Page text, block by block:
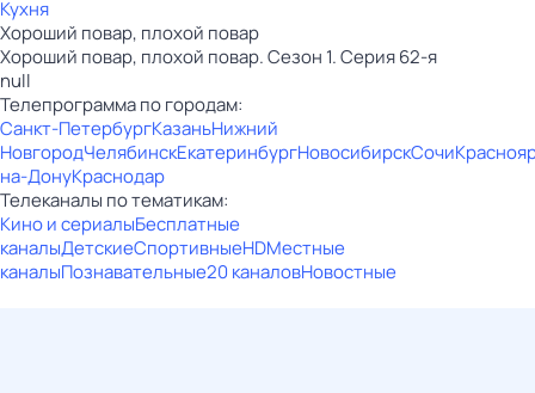
Кухня
Хороший повар, плохой повар
Хороший повар, плохой повар. Сезон 1. Серия 62-я
null
Телепрограмма по городам:
Санкт-ПетербургКазаньНижний
НовгородЧелябинскЕкатеринбургНовосибирскСочи
на-ДонуКраснодар
Телеканалы по тематикам:
Кино и сериалыБесплатные
каналыДетскиеСпортивныеHDМестные
каналыПознавательные20 каналовНовостные